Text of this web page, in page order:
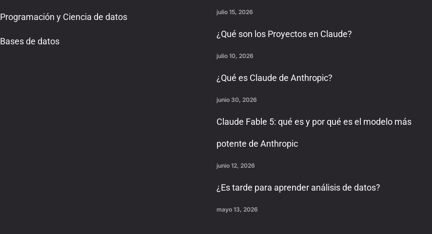
Programación y Ciencia de datos
Bases de datos
julio 15, 2026
¿Qué son los Proyectos en Claude?
julio 10, 2026
¿Qué es Claude de Anthropic?
junio 30, 2026
Claude Fable 5: qué es y por qué es el modelo más
potente de Anthropic
junio 12, 2026
¿Es tarde para aprender análisis de datos?
mayo 13, 2026